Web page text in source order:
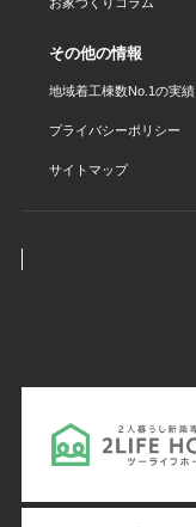
その他の情報
地域着工棟数No.1の実績
プライバシーポリシー
サイトマップ